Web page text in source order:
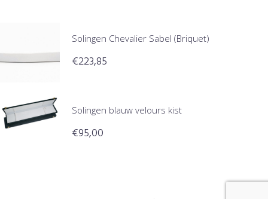
Solingen Chevalier Sabel (Briquet)
€223,85
Solingen blauw velours kist
€95,00